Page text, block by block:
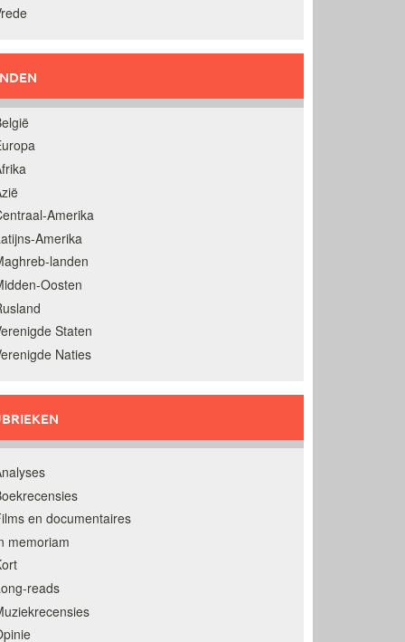
Amerika
Amerika
landen
Oosten
Staten
Naties
en documentaires
memoriam
reads